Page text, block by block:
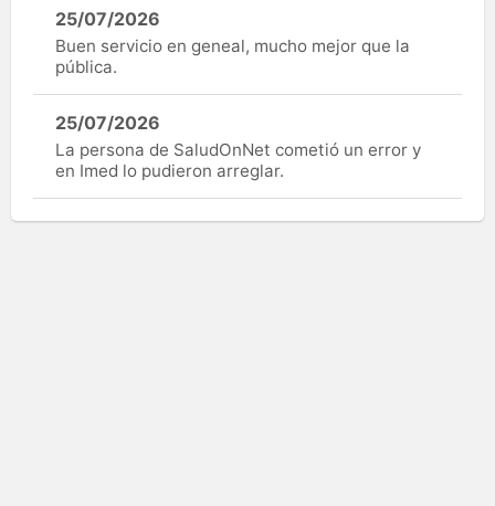
25/07/2026
Buen servicio en geneal, mucho mejor que la
pública.
25/07/2026
La persona de SaludOnNet cometió un error y
en Imed lo pudieron arreglar.